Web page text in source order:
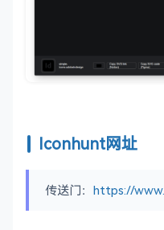
Iconhunt网址
传送门： https://